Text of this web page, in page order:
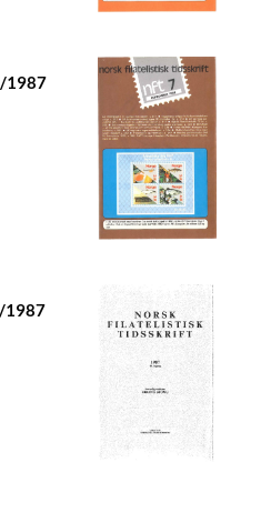
1987
1987